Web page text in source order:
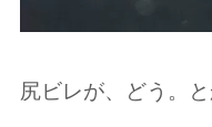
尻ビレが、どう。と